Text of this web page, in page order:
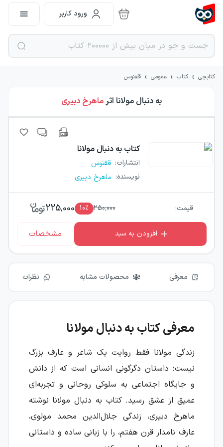
ورود کاربر
کتابچی › کتاب › عمومی › ققنوس
به دنبال مولانا اثرماهرخ دبیری
کتاب به دنبال مولانا
انتشارات: ققنوس
نویسنده: ماهرخ دبیری
قیمت: 250,000
10٪ 225,000
افزودن به سبد مشخصات
معرفی محصولات مشابه نظرات
معرفی کتاب به دنبال مولانا
زندگی مولانا فقط روایت یک شاعر و عارف بزرگ
نیست؛ داستان دگرگونی انسانی است که از دانش
و جایگاه اجتماعی به سلوکی روحانی و تجربه‌ای
عمیق از عشق رسید. کتاب به دنبال مولانا نوشته
ماهرخ دبیری، زندگی جلال‌الدین محمد مولوی،
عارف نامدار قرن هفتم، را با زبانی ساده و داستانی